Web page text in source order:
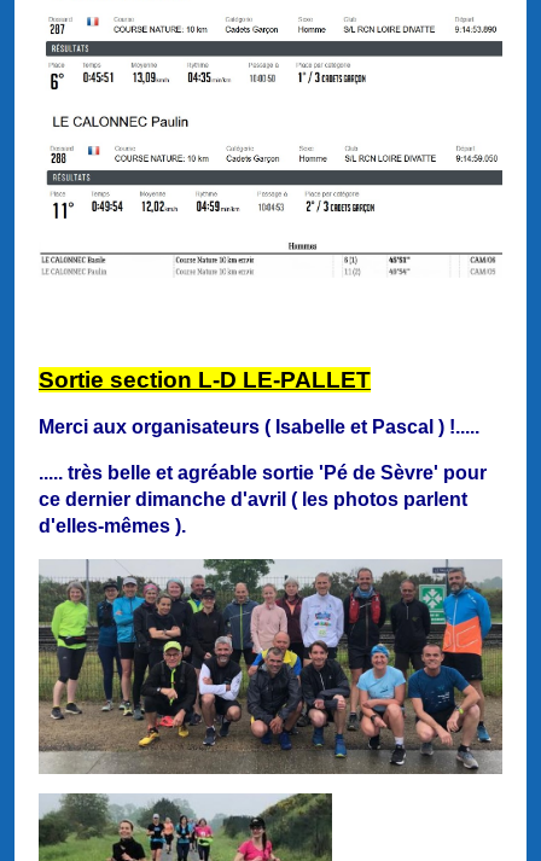
Sortie section L-D LE-PALLET
Merci aux organisateurs ( Isabelle et Pascal ) !.....
..... très belle et agréable sortie 'Pé de Sèvre' pour
ce dernier dimanche d'avril ( les photos parlent
d'elles-mêmes ).